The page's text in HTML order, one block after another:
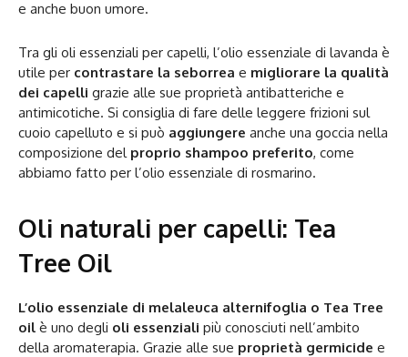
e anche buon umore.
Tra gli oli essenziali per capelli, l’olio essenziale di lavanda è
utile per contrastare la seborrea e migliorare la qualità
dei capelli grazie alle sue proprietà antibatteriche e
antimicotiche. Si consiglia di fare delle leggere frizioni sul
cuoio capelluto e si può aggiungere anche una goccia nella
composizione del proprio shampoo preferito, come
abbiamo fatto per l’olio essenziale di rosmarino.
Oli naturali per capelli: Tea
Tree Oil
L’olio essenziale di melaleuca alternifoglia o Tea Tree
oil è uno degli oli essenziali più conosciuti nell’ambito
della aromaterapia. Grazie alle sue proprietà germicide e